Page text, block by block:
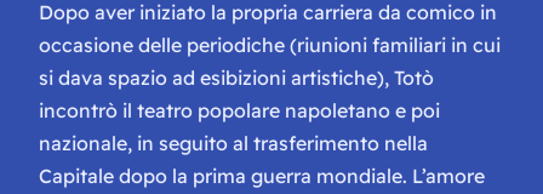
Dopo aver iniziato la propria carriera da comico in
occasione delle periodiche (riunioni familiari in cui
si dava spazio ad esibizioni artistiche), Totò
incontrò il teatro popolare napoletano e poi
nazionale, in seguito al trasferimento nella
Capitale dopo la prima guerra mondiale. L’amore